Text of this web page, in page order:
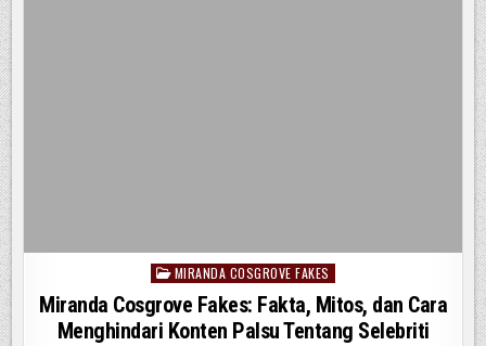
Posted
MIRANDA COSGROVE FAKES
Miranda Cosgrove Fakes: Fakta, Mitos, dan Cara
Menghindari Konten Palsu Tentang Selebriti